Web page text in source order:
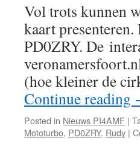
Vol trots kunnen
kaart
PD0ZRY. De
(hoe kleiner de
Continue reading
Posted in Nieuws PI4AMF |
Mototurbo, PD0ZRY, Rudy |